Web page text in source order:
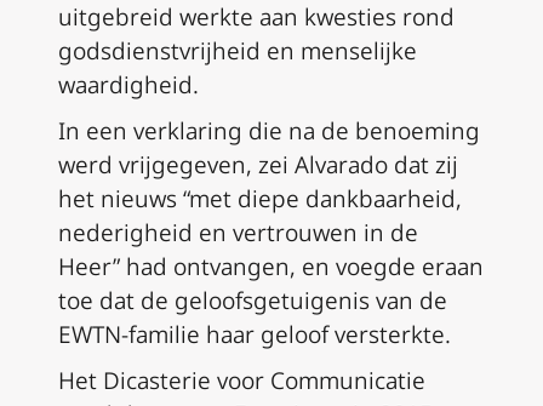
uitgebreid werkte aan kwesties rond
godsdienstvrijheid en menselijke
waardigheid.
In een verklaring die na de benoeming
werd vrijgegeven, zei Alvarado dat zij
het nieuws “met diepe dankbaarheid,
nederigheid en vertrouwen in de
Heer” had ontvangen, en voegde eraan
toe dat de geloofsgetuigenis van de
EWTN-familie haar geloof versterkte.
Het Dicasterie voor Communicatie